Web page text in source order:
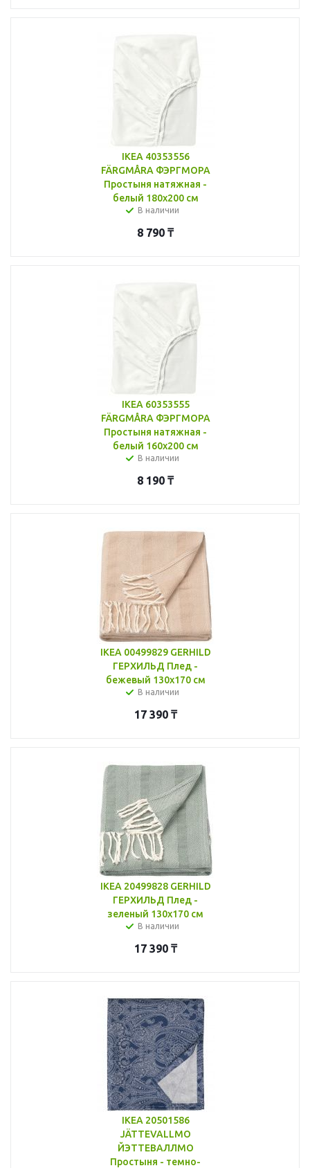
IKEA 40353556
FÄRGMÅRA ФЭРГМОРА
Простыня натяжная -
белый 180x200 см
В наличии
8 790 ₸
IKEA 60353555
FÄRGMÅRA ФЭРГМОРА
Простыня натяжная -
белый 160x200 см
В наличии
8 190 ₸
IKEA 00499829 GERHILD
ГЕРХИЛЬД Плед -
бежевый 130x170 см
В наличии
17 390₸
IKEA 20499828 GERHILD
ГЕРХИЛЬД Плед -
зеленый 130x170 см
В наличии
17 390₸
IKEA 20501586
JÄTTEVALLMO
ЙЭТТЕВАЛЛМО
Простыня - темно-